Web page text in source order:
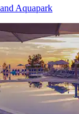
Aquapark